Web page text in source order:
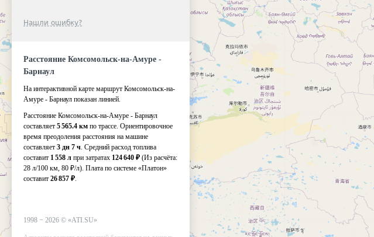
Нашли ошибку?
Расстояние Комсомольск-на-Амуре -
Барнаул
На интерактивной карте маршрут Комсомольск-на-
Амуре - Барнаул показан линией.
Расстояние Комсомольск-на-Амуре - Барнаул
составляет 5 565.4 км по трассе. Ориентировочное
время преодоления расстояния на машине
составляет 3 дн 7 ч. Средний расход топлива
составит 1 558 л при затратах 124 640 ₽ (Из расчёта:
28 л/100 км, 80 ₽/л). Плата по системе «Платон»
составит 26 857 ₽.
1998 − 2026 © «ATI.SU»